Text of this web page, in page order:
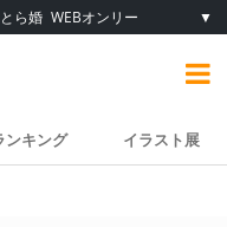
とら婚 WEBオンリー ▼
ンキング イラスト展